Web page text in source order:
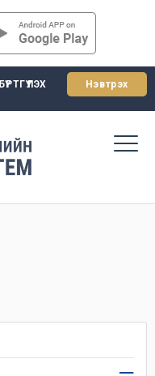
БҮРТГҮҮЛЭХ Нэвтрэх